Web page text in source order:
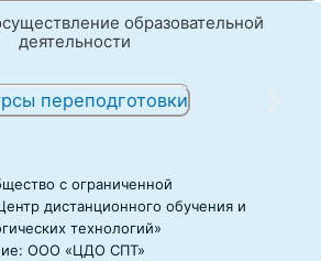
образовательной
деятельности
с ограниченной
дистанционного обучения и
технологий»
ООО «ЦДО СПТ»